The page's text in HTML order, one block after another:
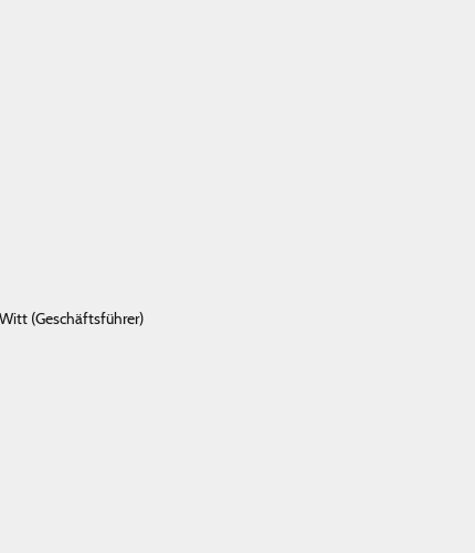
(Geschäftsführer)